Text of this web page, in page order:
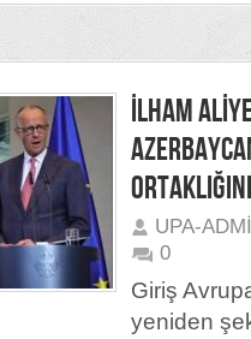
İLHAM
UPA-
0
Giriş
yeniden